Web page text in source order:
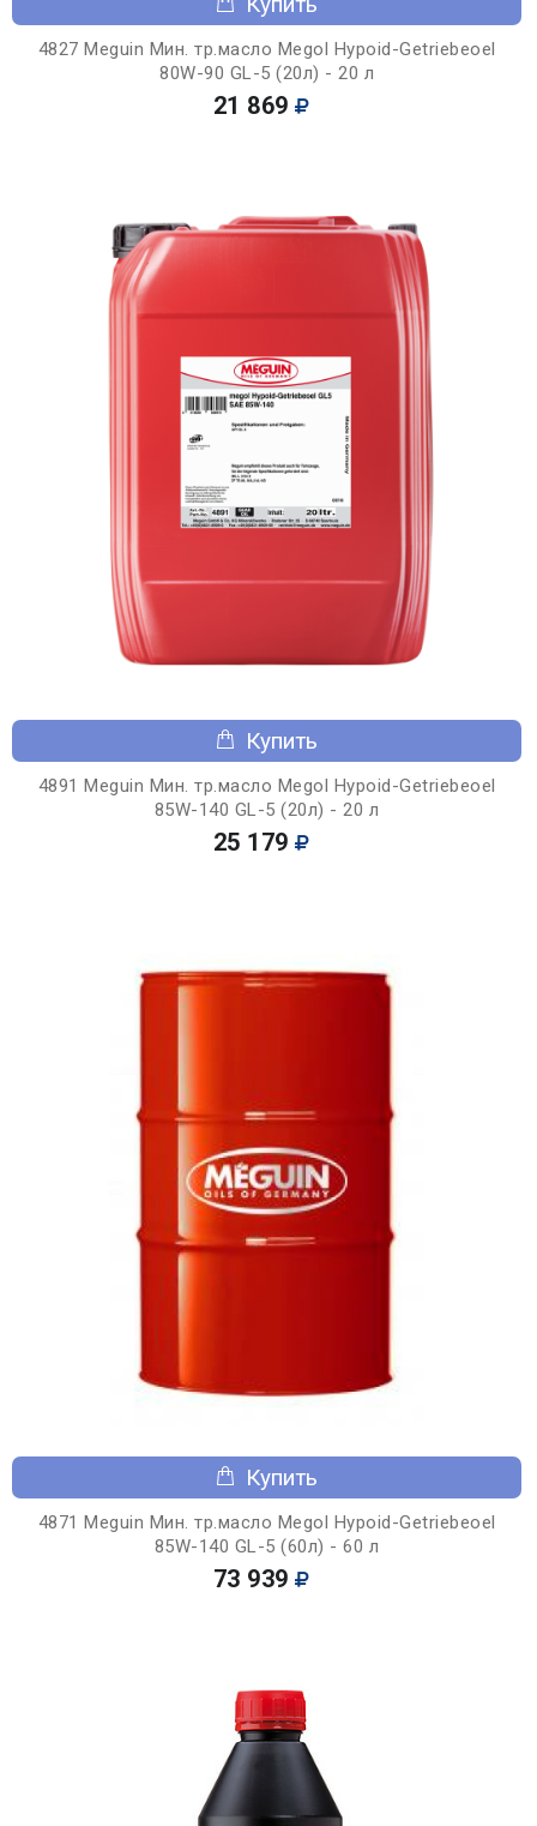
4827 Meguin Мин. тр.масло Megol Hypoid-Getriebeoel
80W-90 GL-5 (20л) - 20 л
21 869
Купить
4891 Meguin Мин. тр.масло Megol Hypoid-Getriebeoel
85W-140 GL-5 (20л) - 20 л
25 179
Купить
4871 Meguin Мин. тр.масло Megol Hypoid-Getriebeoel
85W-140 GL-5 (60л) - 60 л
73 939